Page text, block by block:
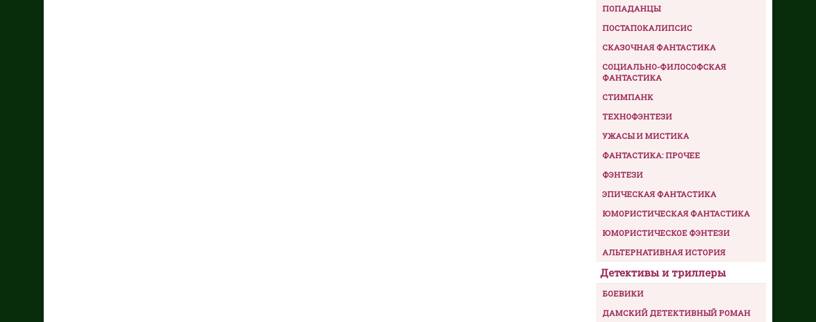
ПОПАДАНЦЫ
ПОСТАПОКАЛИПСИС
СКАЗОЧНАЯ ФАНТАСТИКА
СОЦИАЛЬНО-ФИЛОСОФСКАЯ
ФАНТАСТИКА
СТИМПАНК
ТЕХНОФЭНТЕЗИ
УЖАСЫ И МИСТИКА
ФАНТАСТИКА: ПРОЧЕЕ
ФЭНТЕЗИ
ЭПИЧЕСКАЯ ФАНТАСТИКА
ЮМОРИСТИЧЕСКАЯ ФАНТАСТИКА
ЮМОРИСТИЧЕСКОЕ ФЭНТЕЗИ
АЛЬТЕРНАТИВНАЯ ИСТОРИЯ
Детективы и триллеры
БОЕВИКИ
ДАМСКИЙ ДЕТЕКТИВНЫЙ РОМАН